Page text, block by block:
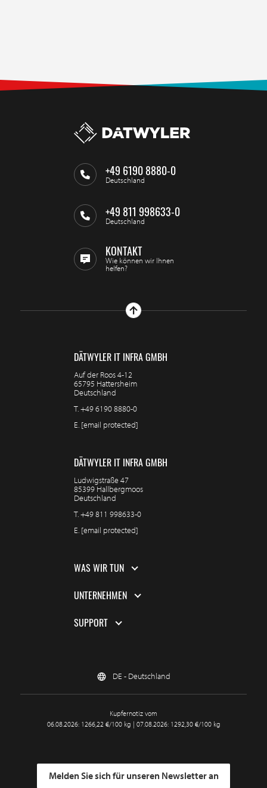
+49 6190 8880-0
Deutschland
+49 811 998633-0
Deutschland
KONTAKT
Wie können wir Ihnen
helfen?
DÄTWYLER IT INFRA GMBH
Auf der Roos 4-12
65795 Hattersheim
Deutschland
T.+49 6190 8880-0
E. [email protected]
DÄTWYLER IT INFRA GMBH
Ludwigstraße 47
85399 Hallbergmoos
Deutschland
T.+49 811 998633-0
E. [email protected]
WAS WIR TUN
UNTERNEHMEN
SUPPORT
DE - Deutschland
Kupfernotiz vom
06.08.2026: 1266,22 €/100 kg | 07.08.2026: 1292,30 €/100 kg
Melden Sie sich für unseren Newsletter an